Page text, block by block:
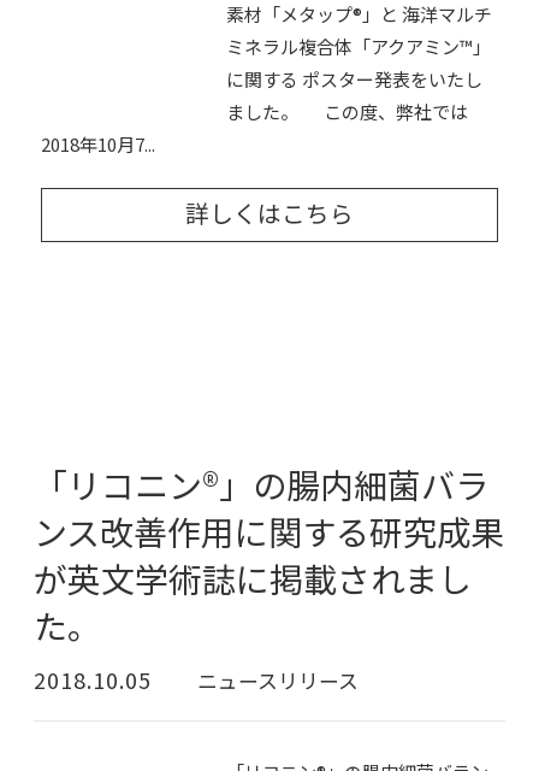
素材「メタップ®」と 海洋マルチ
ミネラル複合体「アクアミン™」
に関する ポスター発表をいたし
ました。 この度、弊社では
2018年10月7...
詳しくはこちら
「リコニン®」の腸内細菌バラ
ンス改善作用に関する研究成果
が英文学術誌に掲載されまし
た。
2018.10.05 ニュースリリース